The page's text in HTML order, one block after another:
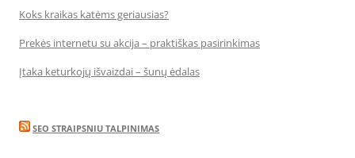
Koks kraikas katėms geriausias?
Prekės internetu su akcija – praktiškas pasirinkimas
Įtaka keturkojų išvaizdai – šunų ėdalas
SEO STRAIPSNIU TALPINIMAS